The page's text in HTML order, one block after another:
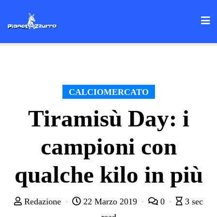
CALCIOMERCATO
Tiramisù Day: i
campioni con
qualche kilo in più
Redazione 22 Marzo 2019 0
3 sec